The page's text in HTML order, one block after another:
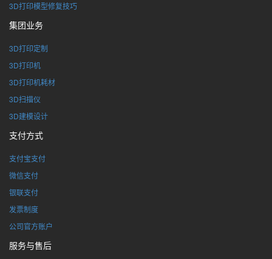
3D打印模型修复技巧
集团业务
3D打印定制
3D打印机
3D打印机耗材
3D扫描仪
3D建模设计
支付方式
支付宝支付
微信支付
银联支付
发票制度
公司官方账户
服务与售后